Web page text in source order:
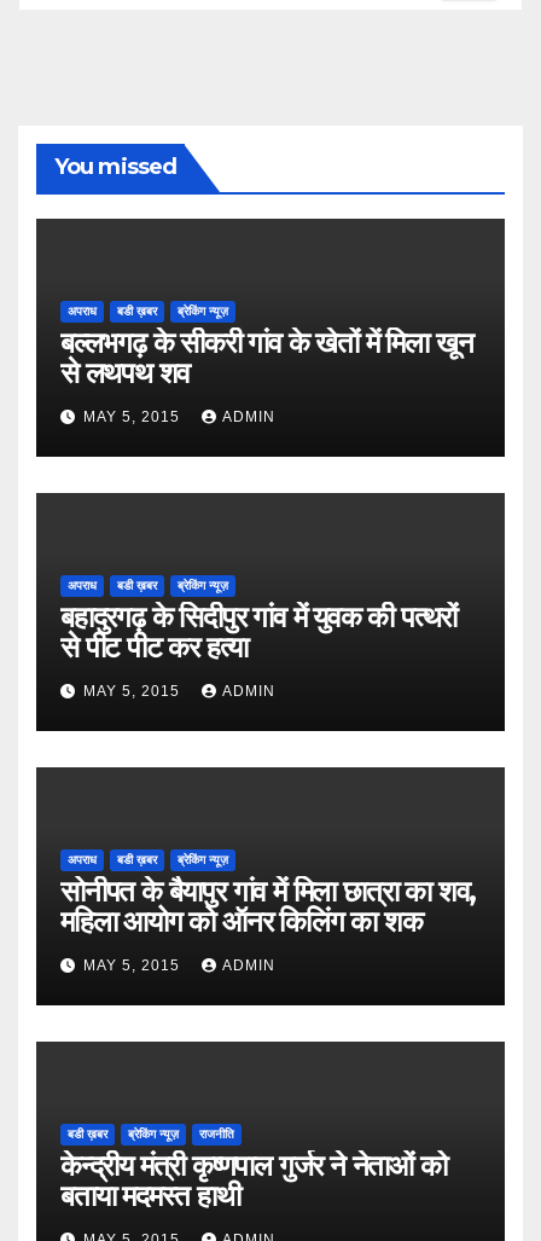
You missed
अपराध बडी ख़बर ब्रेकिंग न्यूज़
बल्लभगढ़ के सीकरी गांव के खेतों में मिला खून
से लथपथ शव
MAY 5, 2015 ADMIN
अपराध बडी ख़बर ब्रेकिंग न्यूज़
बहादुरगढ़ के सिदीपुर गांव में युवक की पत्थरों
से पीट पीट कर हत्या
MAY 5, 2015 ADMIN
अपराध बडी ख़बर ब्रेकिंग न्यूज़
सोनीपत के बैयापुर गांव में मिला छात्रा का शव,
महिला आयोग को ऑनर किलिंग का शक
MAY 5, 2015 ADMIN
बडी ख़बर ब्रेकिंग न्यूज़ राजनीति
केन्द्रीय मंत्री कृष्णपाल गुर्जर ने नेताओं को
बताया मदमस्त हाथी